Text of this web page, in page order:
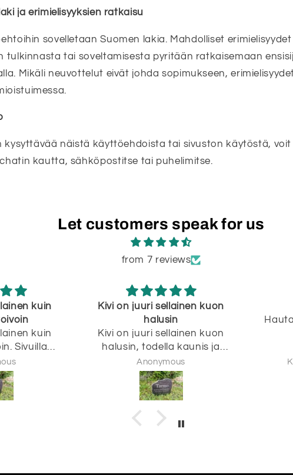
ja erimielisyyksien ratkaisu
sovelletaan Suomen lakia. Mahdolliset
tulkinnasta tai soveltamisesta pyritään ratkaisemaan
Mikäli neuvottelut eivät johda sopimukseen,
kysyttävää näistä käyttöehdoista tai sivuston käytöstä,
kautta, sähköpostitse tai puhelimitse.
Let customers speak for us
from 7 reviews
Kivi on juuri sellainen kuon
Kivi on juuri sellainen kuon
halusin, todella kaunis ja
Hautakivi oli
Katri-Maria